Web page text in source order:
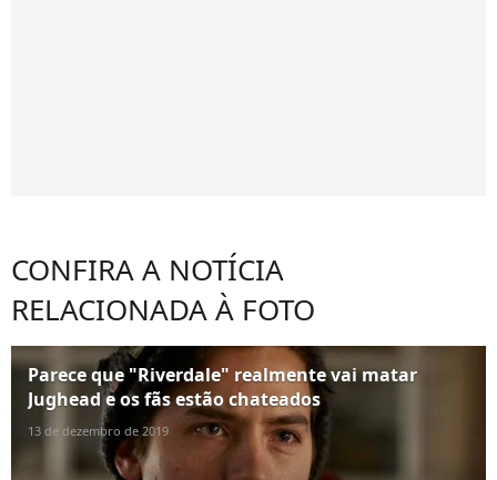
CONFIRA A NOTÍCIA
RELACIONADA À FOTO
Parece que "Riverdale" realmente vai matar
Jughead e os fãs estão chateados
13 de dezembro de 2019